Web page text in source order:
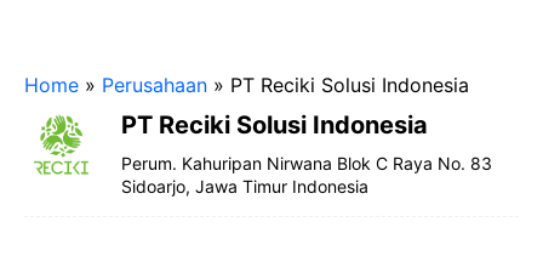
Home » Perusahaan » PT Reciki Solusi Indonesia
PT Reciki Solusi Indonesia
Perum. Kahuripan Nirwana Blok C Raya No. 83
Sidoarjo, Jawa Timur Indonesia